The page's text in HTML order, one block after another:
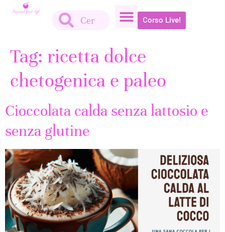
Corso Live!
Tag: ricetta dolce
chetogenica e paleo
Cioccolata calda senza lattosio e
senza glutine